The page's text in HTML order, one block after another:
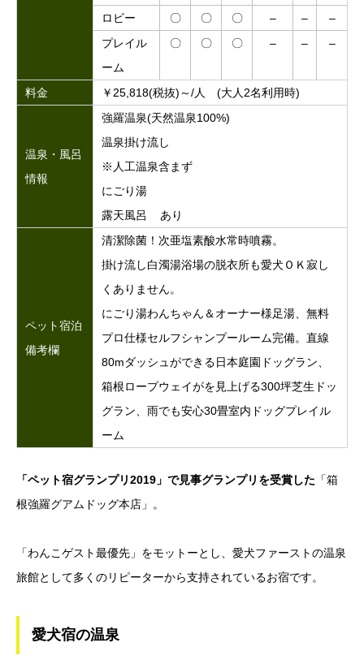
ロビー
〇 〇 〇 – –
–
プレイル
ーム
〇 〇 〇 – – –
料金 ￥25,818(税抜)～/人 (大人2名利用時)
温泉・風呂
情報
強羅温泉(天然温泉100%)
温泉掛け流し
※人工温泉含まず
にごり湯
露天風呂 あり
ペット宿泊
備考欄
清潔除菌！次亜塩素酸水常時噴霧。
掛け流し白濁湯浴場の脱衣所も愛犬ＯＫ寂し
くありません。
にごり湯わんちゃん＆オーナー様足湯、無料
プロ仕様セルフシャンプールーム完備。直線
80mダッシュができる日本庭園ドッグラン、
箱根ロープウェイがを見上げる300坪芝生ドッ
グラン、雨でも安心30畳室内ドッグプレイル
ーム
「ペット宿グランプリ2019」で見事グランプリを受賞した 「箱
根強羅グアムドッグ本店」。
「わんこゲスト最優先」をモットーとし、愛犬ファーストの温泉
旅館として多くのリピーターから支持されているお宿です。
愛犬宿の温泉